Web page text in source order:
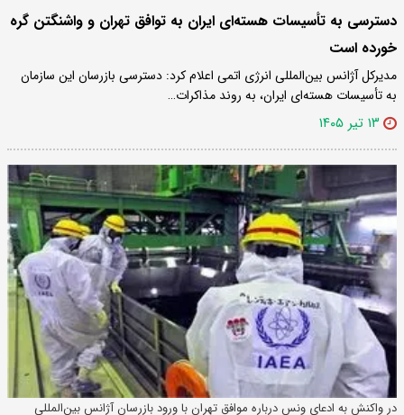
دسترسی به تأسیسات هسته‌ای ایران به توافق تهران و واشنگتن گره
خورده است
مدیرکل آژانس بین‌المللی انرژی اتمی اعلام کرد: دسترسی بازرسان این سازمان
به تأسیسات هسته‌ای ایران، به روند مذاکرات…
۱۳ تیر ۱۴۰۵
در واکنش به ادعای ونس درباره موافق تهران با ورود بازرسان آژانس بین‌المللی